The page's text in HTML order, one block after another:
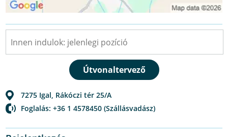
7275 Igal, Rákóczi tér 25/A
Foglalás: +36 1 4578450 (Szállásvadász)